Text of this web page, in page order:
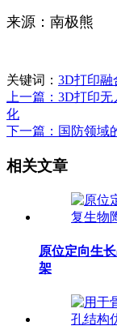
来源：南极熊
关键词： 3D打印融
上一篇：3D打印
化
下一篇：国防领域
相关文章
原位定向生
架